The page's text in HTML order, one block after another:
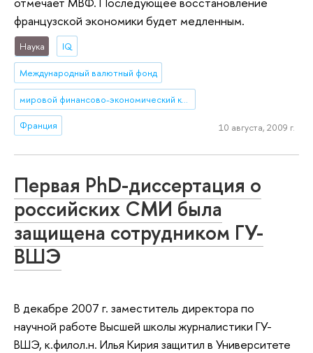
французской экономики будет медленным.
Наука IQ
Международный валютный фонд
мировой финансово-экономический кризис
Франция 10 августа, 2009 г.
Первая PhD-диссертация о
российских СМИ была
защищена сотрудником ГУ-
ВШЭ
В декабре 2007 г. заместитель директора по
научной работе Высшей школы журналистики ГУ-
ВШЭ, к.филол.н. Илья Кирия защитил в Университете